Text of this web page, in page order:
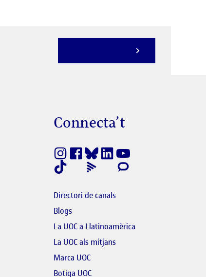
en finestra nova
s'obre en finestra nova
en finestra nova
Connecta’t
Directori de canals
Blogs
La UOC a Llatinoamèrica
La UOC als mitjansEl link s'obre en finestra
Marca UOC
Botiga UOCEl link s'obre en finestra nova